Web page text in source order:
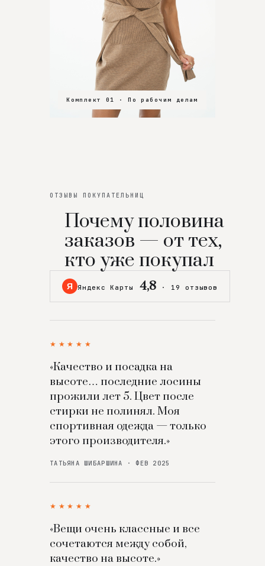
Комплект 01 · По рабочим делам
Комплект 02 · В зал
Комплект 03 · На особенный вечер
ОТЗЫВЫ ПОКУПАТЕЛЬНИЦ
Почему половина
заказов — от тех,
кто уже покупал
Я Яндекс Карты 4,8 · 19 отзывов
★★★★★
«Качество и посадка на
высоте… последние лосины
прожили лет 5. Цвет после
стирки не полинял. Моя
спортивная одежда — только
этого производителя.»
ТАТЬЯНА ШИБАРШИНА · ФЕВ 2025
★★★★★
«Вещи очень классные и все
сочетаются между собой,
качество на высоте.»